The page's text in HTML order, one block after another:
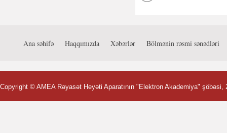
Ana səhifə Haqqımızda Xəbərlər Bölmənin rəsmi sənədləri
Copyright © AMEA Rəyasət Heyəti Aparatının "Elektron Akademiya" şöbəsi,